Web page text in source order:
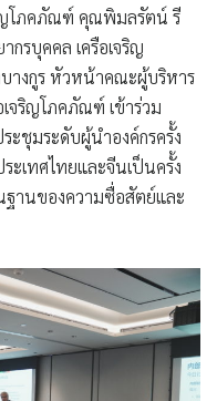
ญโภคภัณฑ์ คุณพิมลรัตน์ รี
รบุคคล เครือเจริญ
างกูร หัวหน้าคณะผู้บริหาร
จริญโภคภัณฑ์ เข้าร่วม
ะชุมระดับผู้นำองค์กรครั้ง
เทศไทยและจีนเป็นครั้ง
านของความซื่อสัตย์และ